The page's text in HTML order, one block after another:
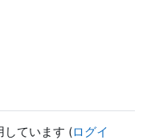
しています (ログイ